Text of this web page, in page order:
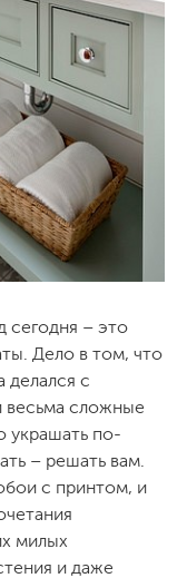
сегодня – это
Дело в том, что
делался с
весьма сложные
украшать по-
– решать вам.
с принтом, и
милых
и даже